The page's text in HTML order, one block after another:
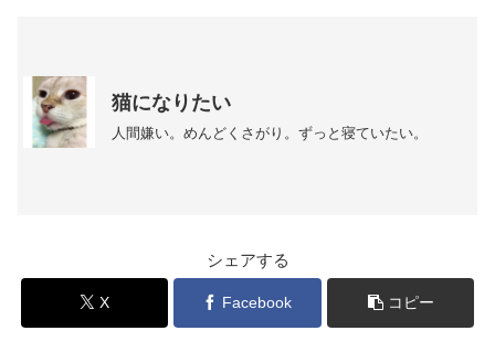
猫になりたい
人間嫌い。めんどくさがり。ずっと寝ていたい。
シェアする
X Facebook コピー